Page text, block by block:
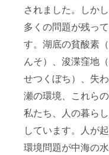
されました。しか
多くの問題が残っ
す。湖底の貧酸素
んそ）、浚渫窪地
せつくぼち）、失
瀬の環境、これら
私たち、人の暮ら
しています。人が
環境問題が中海の